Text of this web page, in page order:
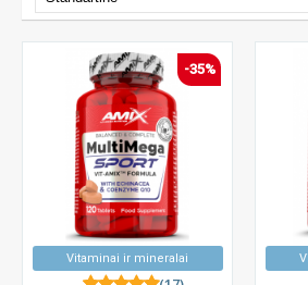
Vitaminai ir mineralai
-35%